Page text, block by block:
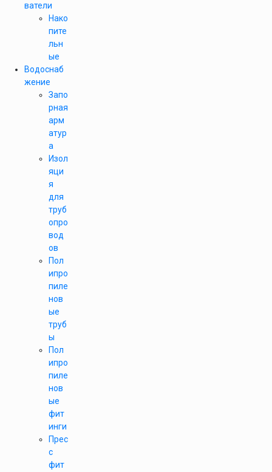
ватели
Нако
пите
льн
ые
Водоснаб
жение
Запо
рная
арм
атур
а
Изол
яци
я
для
труб
опро
вод
ов
Пол
ипро
пиле
нов
ые
труб
ы
Пол
ипро
пиле
нов
ые
фит
инги
Прес
с
фит